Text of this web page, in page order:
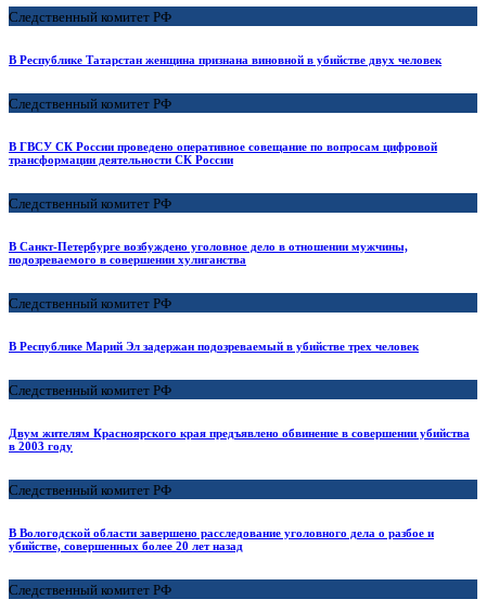
Следственный комитет РФ
В Республике Татарстан женщина признана виновной в убийстве двух человек
Следственный комитет РФ
В ГВСУ СК России проведено оперативное совещание по вопросам цифровой
трансформации деятельности CК России
Следственный комитет РФ
В Санкт-Петербурге возбуждено уголовное дело в отношении мужчины,
подозреваемого в совершении хулиганства
Следственный комитет РФ
В Республике Марий Эл задержан подозреваемый в убийстве трех человек
Следственный комитет РФ
Двум жителям Красноярского края предъявлено обвинение в совершении убийства
в 2003 году
Следственный комитет РФ
В Вологодской области завершено расследование уголовного дела о разбое и
убийстве, совершенных более 20 лет назад
Следственный комитет РФ